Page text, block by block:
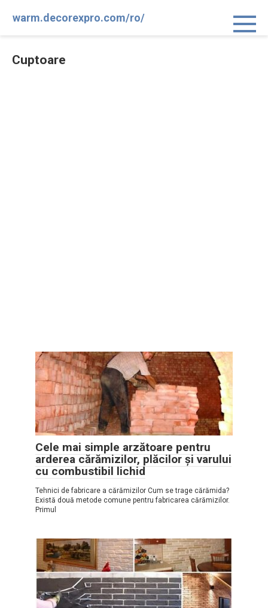
warm.decorexpro.com/ro/
Cuptoare
Cele mai simple arzătoare pentru
arderea cărămizilor, plăcilor și varului
cu combustibil lichid
Tehnici de fabricare a cărămizilor Cum se trage cărămida?
Există două metode comune pentru fabricarea cărămizilor.
Primul